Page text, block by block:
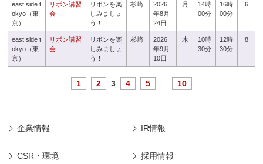
east side t
okyo（東
京）
リボン講習
会
リボンを楽
しみましょ
う！
杉崎
2026
年8月
24日
月
14時
00分
16時
00分
6
east side t
okyo（東
京）
リボン講習
会
リボンを楽
しみましょ
う！
杉崎
2026
年9月
10日
木
10時
30分
12時
30分
8
1 2 3 4 5 10
企業情報 IR情報
CSR・環境 採用情報